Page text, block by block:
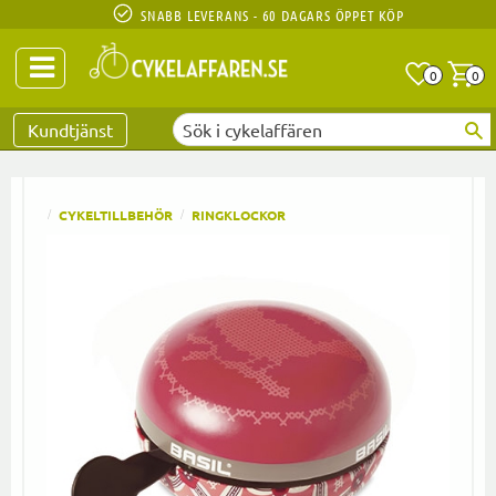
SNABB LEVERANS - 60 DAGARS ÖPPET KÖP
0 0
Kundtjänst
CYKELTILLBEHÖR RINGKLOCKOR